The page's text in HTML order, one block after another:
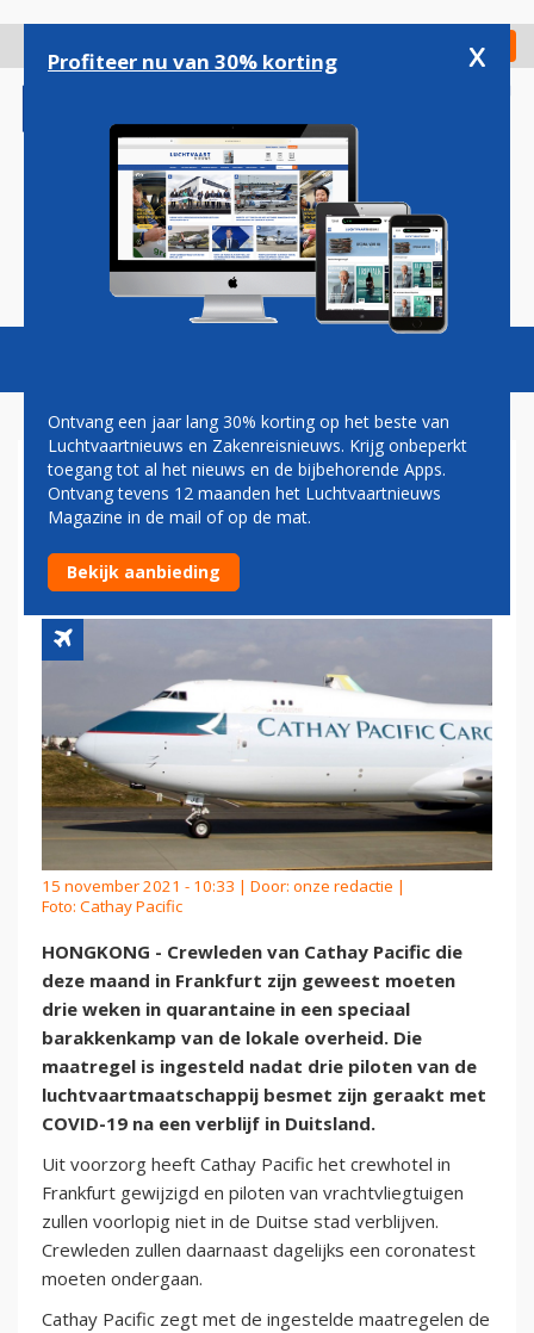
gaan
Check in
Magazine Podcasts Vacatures
CATHAY PACIFIC: CREWLEDEN
UIT FRANKFURT DRIE WEKEN
IN QUARANTAINE
15 november 2021 - 10:33 | Door: onze redactie |
Foto: Cathay Pacific
HONGKONG - Crewleden van Cathay Pacific die
deze maand in Frankfurt zijn geweest moeten
drie weken in quarantaine in een speciaal
barakkenkamp van de lokale overheid. Die
maatregel is ingesteld nadat drie piloten van de
luchtvaartmaatschappij besmet zijn geraakt met
COVID-19 na een verblijf in Duitsland.
Uit voorzorg heeft Cathay Pacific het crewhotel in
Frankfurt gewijzigd en piloten van vrachtvliegtuigen
zullen voorlopig niet in de Duitse stad verblijven.
Crewleden zullen daarnaast dagelijks een coronatest
moeten ondergaan.
Cathay Pacific zegt met de ingestelde maatregelen de
Profiteer nu van 30% korting x
Ontvang een jaar lang 30% korting op het beste van
Luchtvaartnieuws en Zakenreisnieuws. Krijg onbeperkt
toegang tot al het nieuws en de bijbehorende Apps.
Ontvang tevens 12 maanden het Luchtvaartnieuws
Magazine in de mail of op de mat.
Bekijk aanbieding